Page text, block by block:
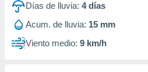
Días de lluvia: 4días
Acum. de lluvia: 15 mm
Viento medio: 9 km/h